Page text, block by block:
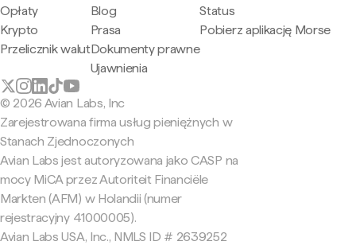
Opłaty
Krypto
Przelicznik walut
Blog
Prasa
Dokumenty prawne
Ujawnienia
Status
Pobierz aplikację Morse
© 2026 Avian Labs, Inc
Zarejestrowana firma usług pieniężnych w
Stanach Zjednoczonych
Avian Labs jest autoryzowana jako CASP na
mocy MiCA przez Autoriteit Financiële
Markten (AFM) w Holandii (numer
rejestracyjny 41000005).
Avian Labs USA, Inc., NMLS ID # 2639252